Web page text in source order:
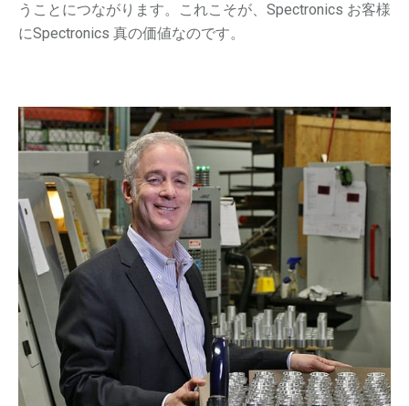
うことにつながります。これこそが、Spectronics お客様
にSpectronics 真の価値なのです。